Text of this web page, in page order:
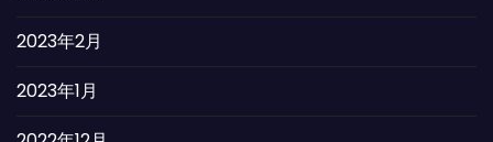
2023年2月
2023年1月